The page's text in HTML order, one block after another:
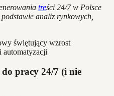
treści 24/7 w Polsce
analiz rynkowych,
pracy 24/7 (i nie